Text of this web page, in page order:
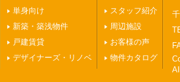
単身向け
新築・築浅物件
戸建賃貸
デザイナーズ・リノベ
スタッフ紹介
周辺施設
お客様の声
物件カタログ